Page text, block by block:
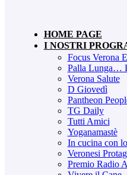
HOME PAGE
I NOSTRI
Focus Verona
Palla Lunga…
Verona Salute
D Giovedì
Pantheon
TG Daily
Tutti Amici
Yoganamastè
In cucina con
Veronesi
Premio Radio